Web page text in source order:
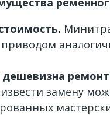
дешевизна
замену